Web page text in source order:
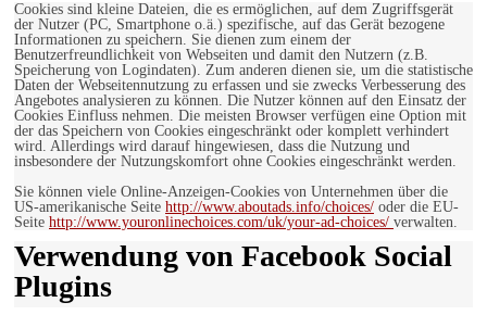
Cookies sind kleine Dateien, die es ermöglichen, auf dem Zugriffsgerät
der Nutzer (PC, Smartphone o.ä.) spezifische, auf das Gerät bezogene
Informationen zu speichern. Sie dienen zum einem der
Benutzerfreundlichkeit von Webseiten und damit den Nutzern (z.B.
Speicherung von Logindaten). Zum anderen dienen sie, um die statistische
Daten der Webseitennutzung zu erfassen und sie zwecks Verbesserung des
Angebotes analysieren zu können. Die Nutzer können auf den Einsatz der
Cookies Einfluss nehmen. Die meisten Browser verfügen eine Option mit
der das Speichern von Cookies eingeschränkt oder komplett verhindert
wird. Allerdings wird darauf hingewiesen, dass die Nutzung und
insbesondere der Nutzungskomfort ohne Cookies eingeschränkt werden.
Sie können viele Online-Anzeigen-Cookies von Unternehmen über die
US-amerikanische Seite http://www.aboutads.info/choices/ oder die EU-
Seite http://www.youronlinechoices.com/uk/your-ad-choices/ verwalten.
Verwendung von Facebook Social
Plugins